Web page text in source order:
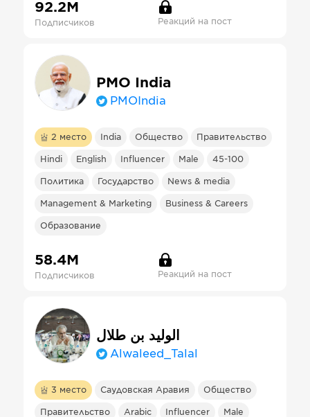
92.2М
Подписчиков Реакций на пост
PMO India
PMOIndia
2 место India Общество Правительство
Hindi English Influencer Male 45-100
Политика Государство News & media
Management & Marketing Business & Careers
Образование
58.4М
Подписчиков Реакций на пост
الوليد بن طلال
Alwaleed_Talal
3 место Саудовская Аравия Общество
Правительство Arabic Influencer Male